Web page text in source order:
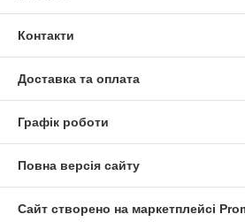
Контакти
Доставка та оплата
Графік роботи
Повна версія сайту
Сайт створено на маркетплейсі